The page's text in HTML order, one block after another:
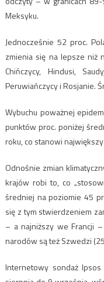
Meksyku.
Jednocześnie 52 proc.
zmienia się na lepsze niż
Chińczycy, Hindusi,
Peruwiańczycy i Rosjanie.
Wybuchu poważnej
punktów proc. poniżej
roku, co stanowi
Odnośnie zmian
krajów robi to, co
średniej na poziomie 45
się z tym stwierdzeniem
– a najniższy we Francji
narodów są też Szwedzi
Internetowy sondaż